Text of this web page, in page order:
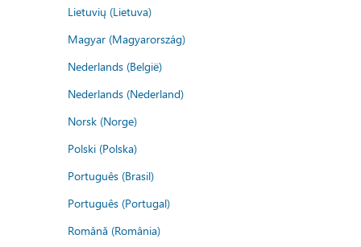
Lietuvių (Lietuva)
Magyar (Magyarország)
Nederlands (België)
Nederlands (Nederland)
Norsk (Norge)
Polski (Polska)
Português (Brasil)
Português (Portugal)
Română (România)